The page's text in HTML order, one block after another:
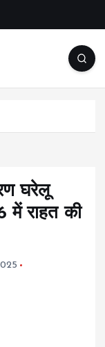
घरेलू
में राहत की